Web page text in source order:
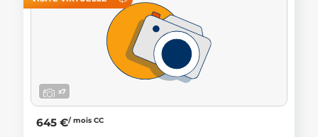
x7
645 €/ mois CC